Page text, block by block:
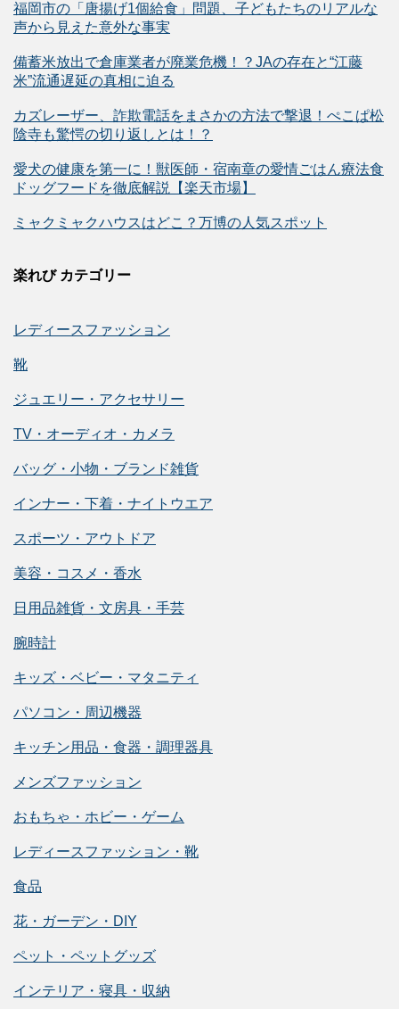
福岡市の「唐揚げ1個給食」問題、子どもたちのリアルな
声から見えた意外な事実
備蓄米放出で倉庫業者が廃業危機！？JAの存在と“江藤
米”流通遅延の真相に迫る
カズレーザー、詐欺電話をまさかの方法で撃退！ぺこぱ松
陰寺も驚愕の切り返しとは！？
愛犬の健康を第一に！獣医師・宿南章の愛情ごはん療法食
ドッグフードを徹底解説【楽天市場】
ミャクミャクハウスはどこ？万博の人気スポット
楽れび カテゴリー
レディースファッション
靴
ジュエリー・アクセサリー
TV・オーディオ・カメラ
バッグ・小物・ブランド雑貨
インナー・下着・ナイトウエア
スポーツ・アウトドア
美容・コスメ・香水
日用品雑貨・文房具・手芸
腕時計
キッズ・ベビー・マタニティ
パソコン・周辺機器
キッチン用品・食器・調理器具
メンズファッション
おもちゃ・ホビー・ゲーム
レディースファッション・靴
食品
花・ガーデン・DIY
ペット・ペットグッズ
インテリア・寝具・収納